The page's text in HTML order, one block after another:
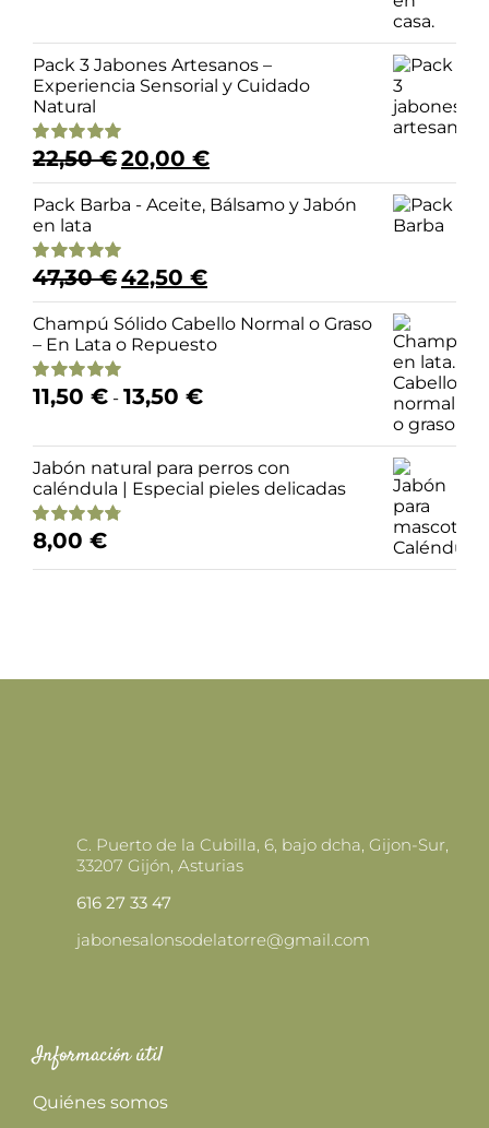
Pack 3 Jabones Artesanos –
Experiencia Sensorial y Cuidado
Natural
Valorado
4.98
22,50€ El
precio
original
era:
20,00 €El
precio
actual
es:
Pack Barba - Aceite, Bálsamo y Jabón
en lata
Valorado
5.00
47,30€ El
precio
original
era:
47,30 €.
42,50 €El
precio
actual
es:
42,50 €.
Champú Sólido Cabello Normal o Graso
– En Lata o Repuesto
Valorado
con
11,50 € - 13,50 €Rango
11,50 €
hasta
Jabón natural para perros con
caléndula | Especial pieles delicadas
Valorado
con
8,00 €
C. Puerto de la Cubilla, 6, bajo dcha, Gijon-Sur,
33207 Gijón, Asturias
616 27 33 47
jabonesalonsodelatorre@gmail.com
Información útil
Quiénes somos